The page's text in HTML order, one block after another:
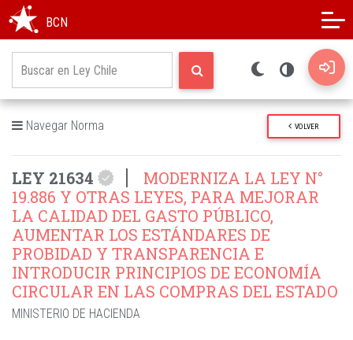
BCN
Navegar Norma VOLVER
LEY 21634
MODERNIZA LA LEY N°
19.886 Y OTRAS LEYES, PARA MEJORAR
LA CALIDAD DEL GASTO PÚBLICO,
AUMENTAR LOS ESTÁNDARES DE
PROBIDAD Y TRANSPARENCIA E
INTRODUCIR PRINCIPIOS DE ECONOMÍA
CIRCULAR EN LAS COMPRAS DEL ESTADO
MINISTERIO DE HACIENDA